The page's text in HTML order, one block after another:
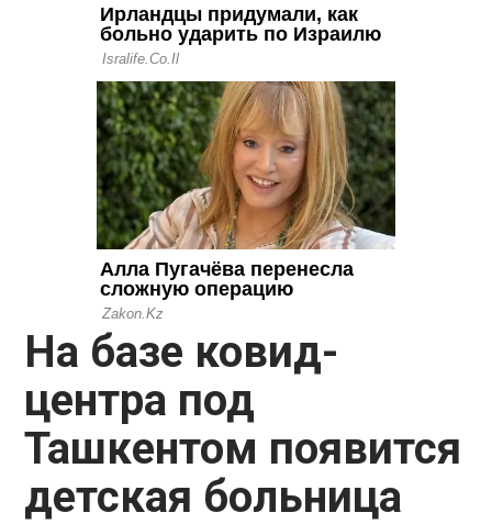
На базе ковид-
центра под
Ташкентом появится
детская больница